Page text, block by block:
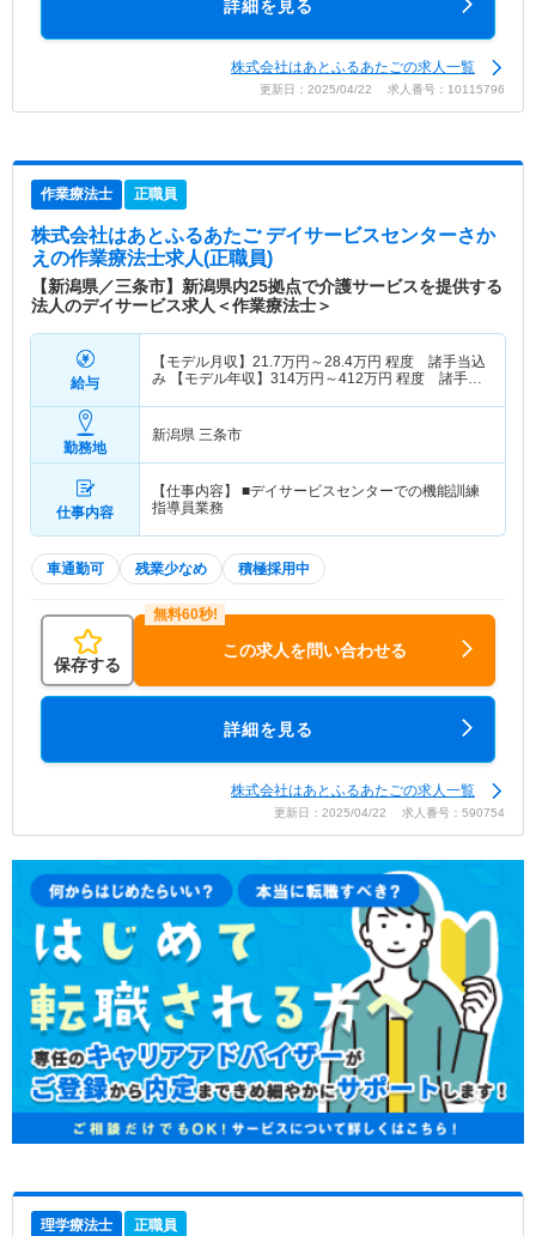
詳細を見る
株式会社はあとふるあたごの求人一覧
更新日：2025/04/22 求人番号：10115796
作業療法士 正職員
株式会社はあとふるあたご デイサービスセンターさか
え の作業療法士求人(正職員)
【新潟県／三条市】新潟県内25拠点で介護サービスを提供する
法人のデイサービス求人＜作業療法士＞
給与
【モデル月収】 21.7万円～28.4万円 程度 諸手当込
み 【モデル年収】 314万円～412万円 程度 諸手
勤務地
新潟県 三条市
仕事内容
【仕事内容】 ■デイサービスセンターでの機能訓練
指導員業務
車通勤可 残業少なめ 積極採用中
保存する
この求人を問い合わせる
詳細を見る
株式会社はあとふるあたごの求人一覧
更新日：2025/04/22 求人番号：590754
理学療法士 正職員